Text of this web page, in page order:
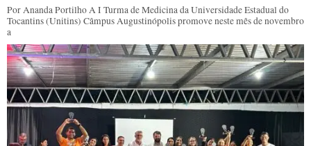
Por Ananda Portilho A I Turma de Medicina da Universidade Estadual do
Tocantins (Unitins) Câmpus Augustinópolis promove neste mês de novembro
a